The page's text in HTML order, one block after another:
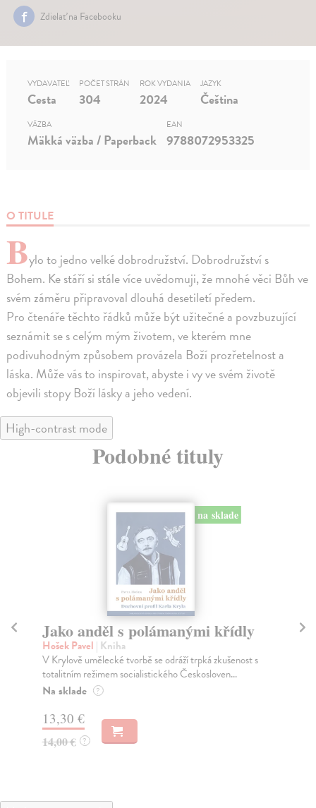
Zdielať na Facebooku
O TITULE
Bylo to jedno velké dobrodružství. Dobrodružství s
Bohem. Ke stáří si stále více uvědomuji, že mnohé věci Bůh ve
svém záměru připravoval dlouhá desetiletí předem.
Pro čtenáře těchto řádků může být užitečné a povzbuzující
seznámit se s celým mým životem, ve kterém mne
podivuhodným způsobem provázela Boží prozřetelnost a
láska. Může vás to inspirovat, abyste i vy ve svém životě
objevili stopy Boží lásky a jeho vedení.
VYDAVATEĽ
Cesta
POČET STRÁN
304
ROK VYDANIA
2024
JAZYK
Čeština
VÄZBA
Mäkká väzba / Paperback
EAN
9788072953325
High-contrast mode
Podobné tituly
na sklade
Jako anděl s polámanými křídly
Hošek Pavel | Kniha
V Krylově umělecké tvorbě se odráží trpká zkušenost s
totalitním režimem socialistického Českosloven...
Na sklade ?
13,30 €
14,00 € ?